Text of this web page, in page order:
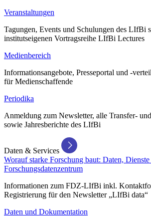
Veranstaltungen
Tagungen, Events und Schulungen des LIfBi
institutseigenen Vortragsreihe LIfBi Lectures
Medienbereich
Informationsangebote, Presseportal und -
für Medienschaffende
Periodika
Anmeldung zum Newsletter, alle Transfer-
sowie Jahresberichte des LIfBi
Daten & Services
Worauf starke Forschung baut: Daten,
Forschungsdatenzentrum
Informationen zum FDZ-LIfBi inkl.
Registrierung für den Newsletter „LIfBi data“
Daten und Dokumentation